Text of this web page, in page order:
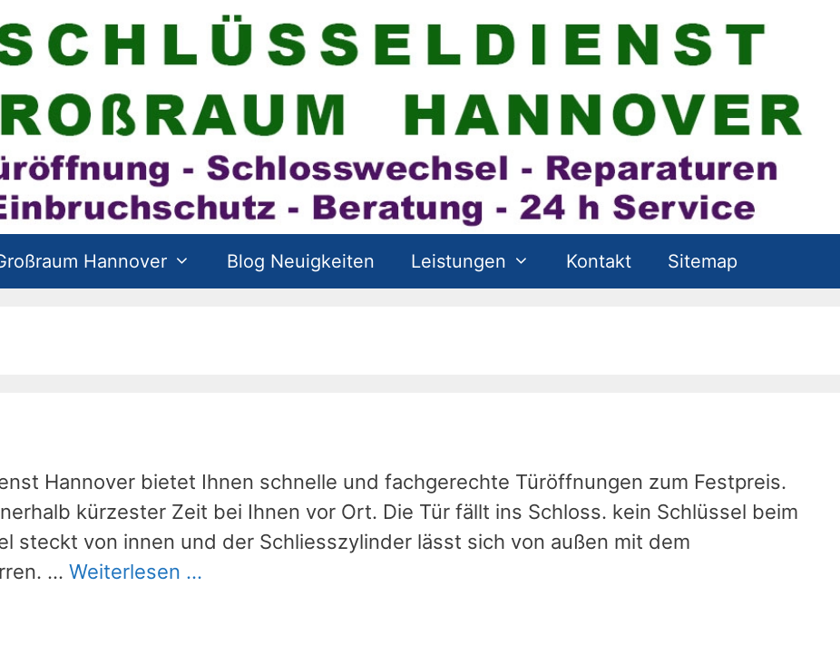
Hannover Blog Neuigkeiten Leistungen Kontakt Sitemap
Hannover bietet Ihnen schnelle und fachgerechte Türöffnungen zum Festpreis.
kürzester Zeit bei Ihnen vor Ort. Die Tür fällt ins Schloss. kein Schlüssel beim
steckt von innen und der Schliesszylinder lässt sich von außen mit dem
… Weiterlesen …